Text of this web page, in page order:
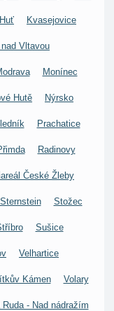
Kvasejovice
nad Vltavou
Monínec
Hutě Nýrsko
Prachatice
Radinovy
České Žleby
Sternstein Stožec
Sušice
Velhartice
Kámen Volary
Ruda - Nad nádražím